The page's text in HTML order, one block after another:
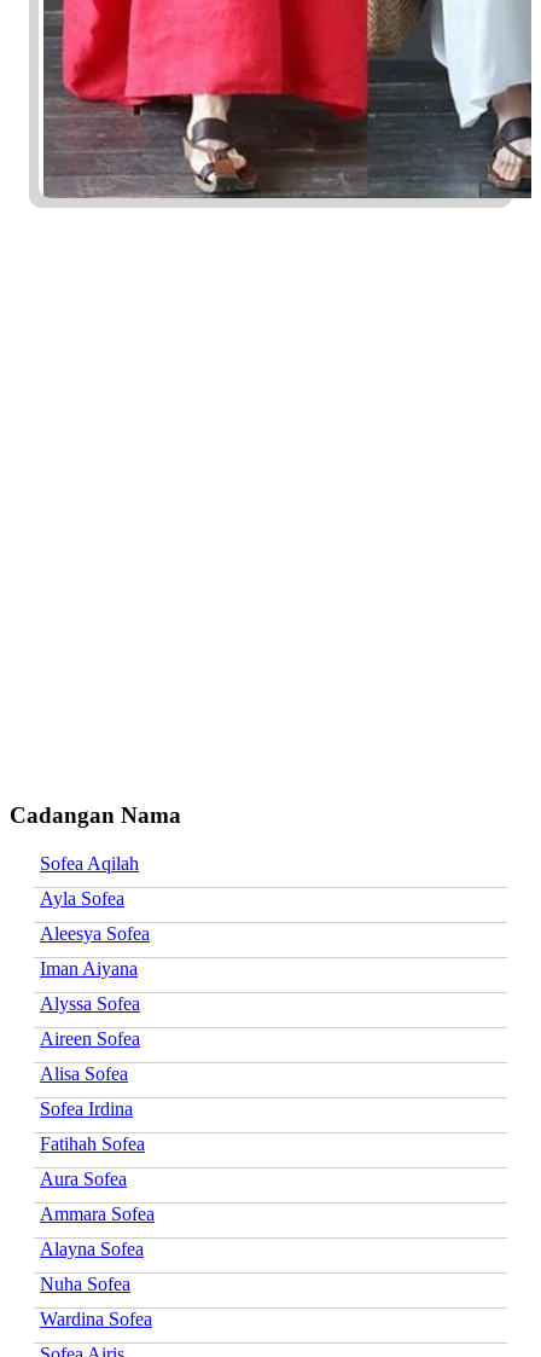
Cadangan Nama
Sofea Aqilah
Ayla Sofea
Aleesya Sofea
Iman Aiyana
Alyssa Sofea
Aireen Sofea
Alisa Sofea
Sofea Irdina
Fatihah Sofea
Aura Sofea
Ammara Sofea
Alayna Sofea
Nuha Sofea
Wardina Sofea